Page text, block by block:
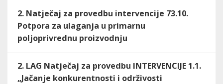
2. Natječaj za provedbu intervencije 73.10.
Potpora za ulaganja u primarnu
poljoprivrednu proizvodnju
2. LAG Natječaj za provedbu INTERVENCIJE 1.1.
„Jačanje konkurentnosti i održivosti